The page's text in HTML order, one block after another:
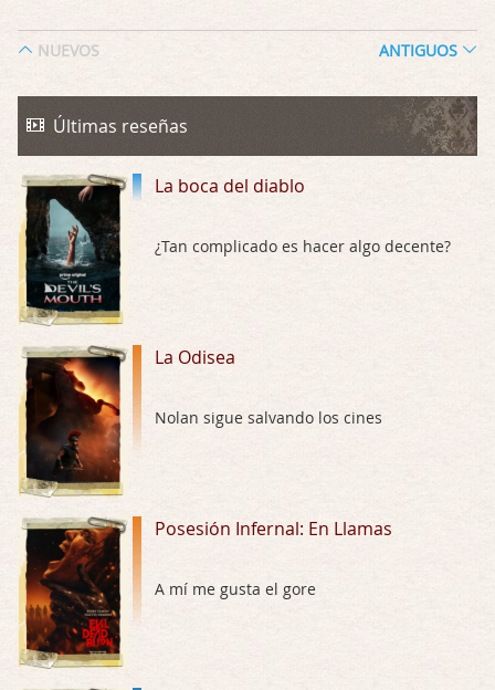
La Odisea
El señor de las moscas
Por: Luar
Hungry
Por: Croc
Las 10 películas gore de Almas Oscuras
Por: JORDI CRUYFF
Possession
Por: Chupasangre
Mi opinión en su día. Su duracion me ha …
El eslabón podrido
NUEVOS ANTIGUOS
Últimas reseñas
La boca del diablo
¿Tan complicado es hacer algo decente?
La Odisea
Nolan sigue salvando los cines
Posesión Infernal: En Llamas
A mí me gusta el gore